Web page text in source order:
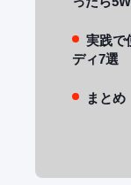
実践で
ディ7選
まとめ